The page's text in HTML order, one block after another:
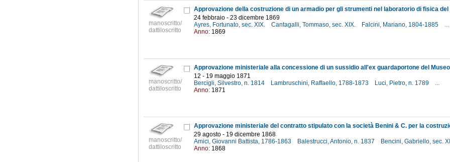
manoscritto/
dattiloscritto
24 febbraio - 23 dicembre 1869
Ayres, Fortunato, sec. XIX.
Cantagalli, Tommaso, sec. XIX. Falcini, Mariano, 1804-1885
...
Anno: 1869
manoscritto/
dattiloscritto
12 - 19 maggio 1871
Bercigli, Silvestro, n. 1814
Lambruschini, Raffaello, 1788-1873 Luci, Pietro, n. 1789
...
Anno: 1871
manoscritto/
dattiloscritto
29 agosto - 19 dicembre 1868
Amici, Giovanni Battista, 1786-1863
Balestrucci, Antonio, n. 1837 Bencini, Gabriello, sec.
Anno: 1868